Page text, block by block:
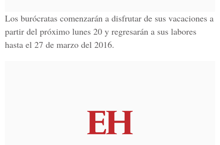
Los burócratas comenzarán a disfrutar de sus vacaciones a
partir del próximo lunes 20 y regresarán a sus labores
hasta el 27 de marzo del 2016.